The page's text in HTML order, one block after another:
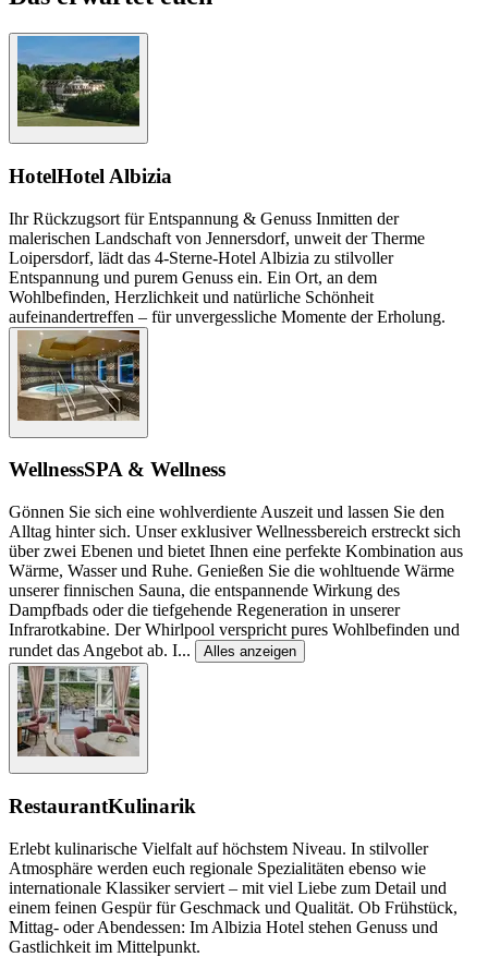
HotelHotel Albizia
Ihr Rückzugsort für Entspannung & Genuss Inmitten der
malerischen Landschaft von Jennersdorf, unweit der Therme
Loipersdorf, lädt das 4-Sterne-Hotel Albizia zu stilvoller
Entspannung und purem Genuss ein. Ein Ort, an dem
Wohlbefinden, Herzlichkeit und natürliche Schönheit
aufeinandertreffen – für unvergessliche Momente der Erholung.
WellnessSPA & Wellness
Gönnen Sie sich eine wohlverdiente Auszeit und lassen Sie den
Alltag hinter sich. Unser exklusiver Wellnessbereich erstreckt sich
über zwei Ebenen und bietet Ihnen eine perfekte Kombination aus
Wärme, Wasser und Ruhe. Genießen Sie die wohltuende Wärme
unserer finnischen Sauna, die entspannende Wirkung des
Dampfbads oder die tiefgehende Regeneration in unserer
Infrarotkabine. Der Whirlpool verspricht pures Wohlbefinden und
rundet das Angebot ab. I... Alles anzeigen
RestaurantKulinarik
Erlebt kulinarische Vielfalt auf höchstem Niveau. In stilvoller
Atmosphäre werden euch regionale Spezialitäten ebenso wie
internationale Klassiker serviert – mit viel Liebe zum Detail und
einem feinen Gespür für Geschmack und Qualität. Ob Frühstück,
Mittag- oder Abendessen: Im Albizia Hotel stehen Genuss und
Gastlichkeit im Mittelpunkt.